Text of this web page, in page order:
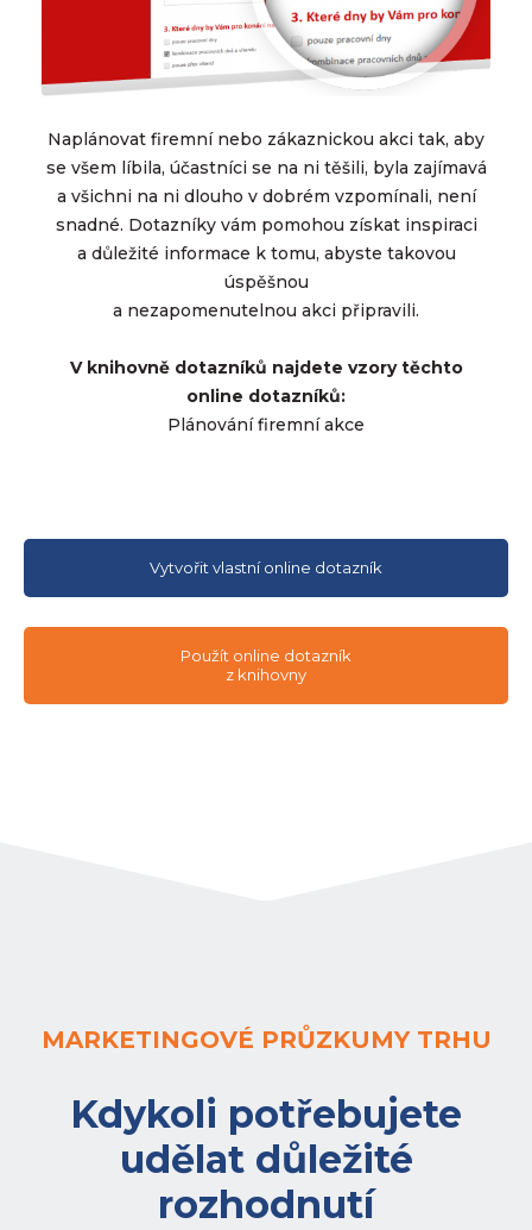
Naplánovat firemní nebo zákaznickou akci tak, aby
se všem líbila, účastníci se na ni těšili, byla zajímavá
a všichni na ni dlouho v dobrém vzpomínali, není
snadné. Dotazníky vám pomohou získat inspiraci
a důležité informace k tomu, abyste takovou
úspěšnou
a nezapomenutelnou akci připravili.
V knihovně dotazníků najdete vzory těchto
online dotazníků:
Plánování firemní akce
Vytvořit vlastní online dotazník
Použít online dotazník
z knihovny
MARKETINGOVÉ PRŮZKUMY TRHU
Kdykoli potřebujete
udělat důležité
rozhodnutí